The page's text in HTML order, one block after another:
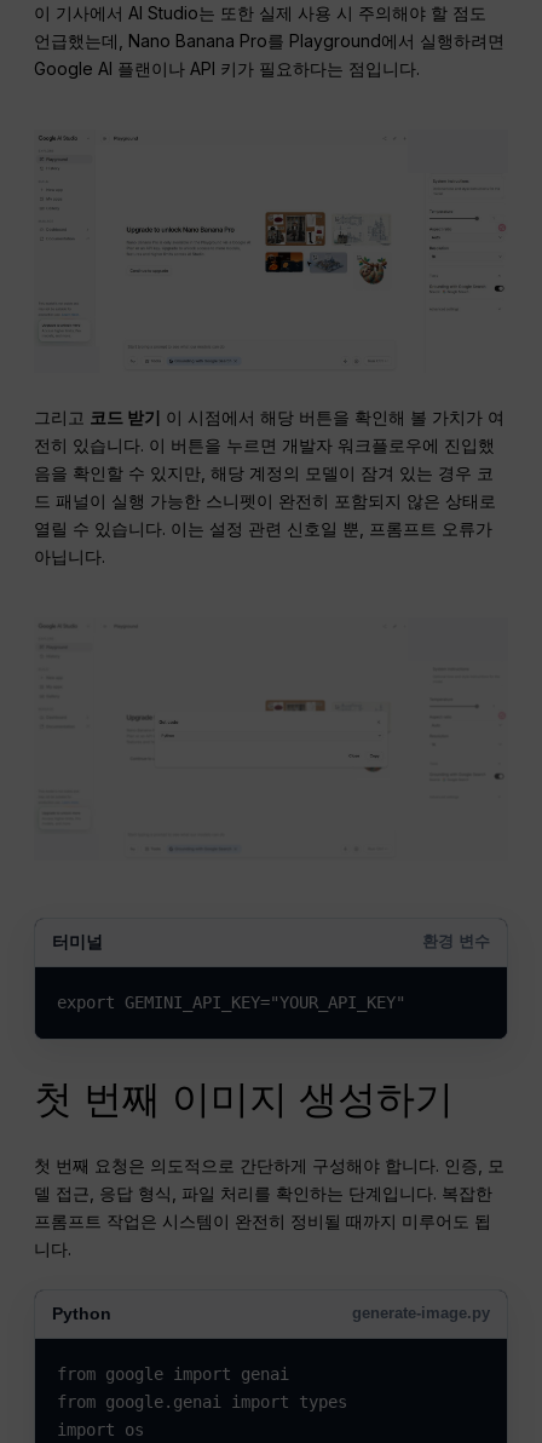
이 기사에서 AI Studio는 또한 실제 사용 시 주의해야 할 점도
언급했는데, Nano Banana Pro를 Playground에서 실행하려면
Google AI 플랜이나 API 키가 필요하다는 점입니다.
그리고 코드 받기 이 시점에서 해당 버튼을 확인해 볼 가치가 여
전히 있습니다. 이 버튼을 누르면 개발자 워크플로우에 진입했
음을 확인할 수 있지만, 해당 계정의 모델이 잠겨 있는 경우 코
드 패널이 실행 가능한 스니펫이 완전히 포함되지 않은 상태로
열릴 수 있습니다. 이는 설정 관련 신호일 뿐, 프롬프트 오류가
아닙니다.
터미널 환경 변수
export GEMINI_API_KEY="YOUR_API_KEY"
첫 번째 이미지 생성하기
첫 번째 요청은 의도적으로 간단하게 구성해야 합니다. 인증, 모
델 접근, 응답 형식, 파일 처리를 확인하는 단계입니다. 복잡한
프롬프트 작업은 시스템이 완전히 정비될 때까지 미루어도 됩
니다.
Python generate-image.py
from google import genai
from google.genai import types
import os